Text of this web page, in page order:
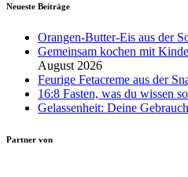
Neueste Beiträge
Orangen-Butter-Eis aus der
Gemeinsam kochen mit
August 2026
Feurige Fetacreme aus der
16:8 Fasten, was du wissen
Gelassenheit: Deine
Partner von